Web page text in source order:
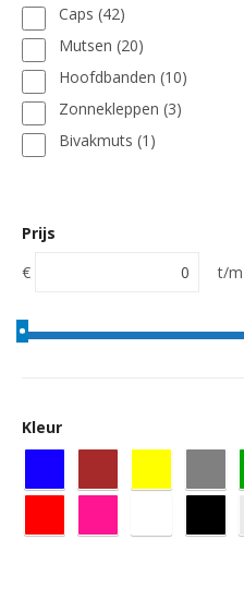
Caps (42)
Mutsen (20)
Hoofdbanden (10)
Zonnekleppen (3)
Bivakmuts (1)
Prijs
€
t/m
Kleur